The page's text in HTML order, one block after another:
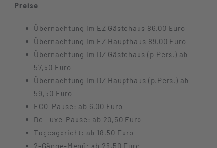
Preise
Übernachtung im EZ Gästehaus 86,00 Euro
Übernachtung im EZ Haupthaus 89,00 Euro
Übernachtung im DZ Gästehaus (p.Pers.) ab
57,50 Euro
Übernachtung im DZ Haupthaus (p.Pers.) ab
59,50 Euro
ECO-Pause: ab 6,00 Euro
De Luxe-Pause: ab 20,50 Euro
Tagesgericht: ab 18,50 Euro
2-Gänge-Menü: ab 25,50 Euro